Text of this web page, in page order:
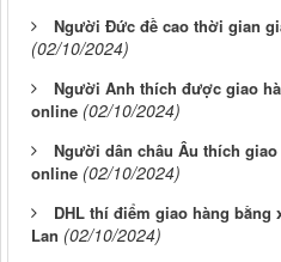
Người Đức đề cao thời gian
(02/10/2024)
Người Anh thích được giao
online (02/10/2024)
Người dân châu Âu thích
online (02/10/2024)
DHL thí điểm giao hàng
Lan (02/10/2024)